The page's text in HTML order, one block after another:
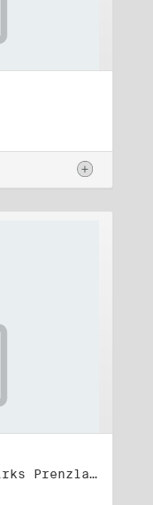
Titel: Rat des Stadtbezirks Prenzlauer Berg in Berlin